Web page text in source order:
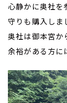
心静かに奥社を
守りも購入しま
奥社は御本宮か
余裕がある方に